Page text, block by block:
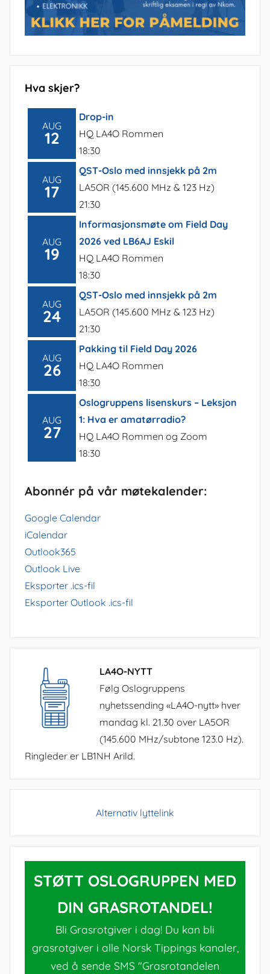
Hva skjer?
AUG
12
Drop-in
HQ LA4O Rommen
18:30
AUG
17
QST-Oslo med innsjekk på 2m
LA5OR (145.600 MHz & 123 Hz)
21:30
AUG
19
Informasjonsmøte om Field Day
2026 ved LB6AJ Eskil
HQ LA4O Rommen
18:30
AUG
24
QST-Oslo med innsjekk på 2m
LA5OR (145.600 MHz & 123 Hz)
21:30
AUG
26
Pakking til Field Day 2026
HQ LA4O Rommen
18:30
AUG
27
Oslogruppens lisenskurs – Leksjon
1: Hva er amatørradio?
HQ LA4O Rommen og Zoom
18:30
Abonnér på vår møtekalender:
Google Calendar
iCalendar
Outlook365
Outlook Live
Eksporter .ics-fil
Eksporter Outlook .ics-fil
LA4O-NYTT
Følg Oslogruppens
nyhetssending «LA4O-nytt» hver
mandag kl. 21.30 over LA5OR
(145.600 MHz/subtone 123.0 Hz).
Ringleder er LB1NH Arild.
Alternativ lyttelink
STØTT OSLOGRUPPEN MED
DIN GRASROTANDEL!
Bli Grasrotgiver i dag! Du kan bli
grasrotgiver i alle Norsk Tippings kanaler,
ved å sende SMS "Grasrotandelen